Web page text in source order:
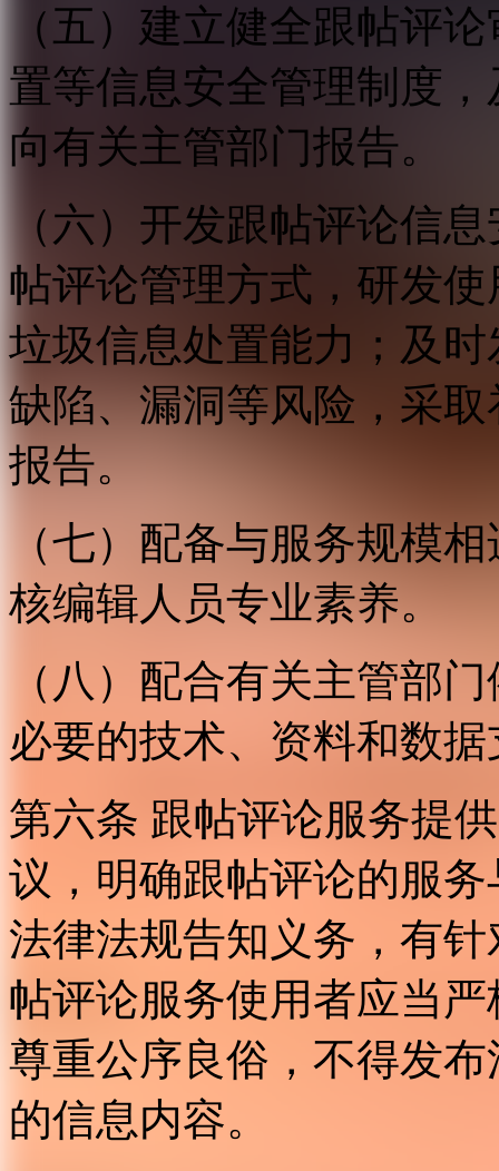
（五）建立健全跟帖评
置等信息安全管理制度
向有关主管部门报告。
（六）开发跟帖评论信
帖评论管理方式，研发
垃圾信息处置能力；及
缺陷、漏洞等风险，采
报告。
（七）配备与服务规模
核编辑人员专业素养。
（八）配合有关主管部
必要的技术、资料和数
第六条 跟帖评论服务提
议，明确跟帖评论的服
法律法规告知义务，有
帖评论服务使用者应当
尊重公序良俗，不得发
的信息内容。